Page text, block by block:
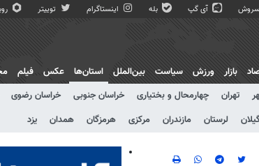
سروش آی گپ بله اینستاگرام توییتر
بازار ورزش سیاست بین‌الملل
استان‌ها
تهران چهارمحال و بختیاری خراسان جنوبی خراسان رضوی
لرستان مازندران مرکزی هرمزگان همدان یزد
عکس فیلم